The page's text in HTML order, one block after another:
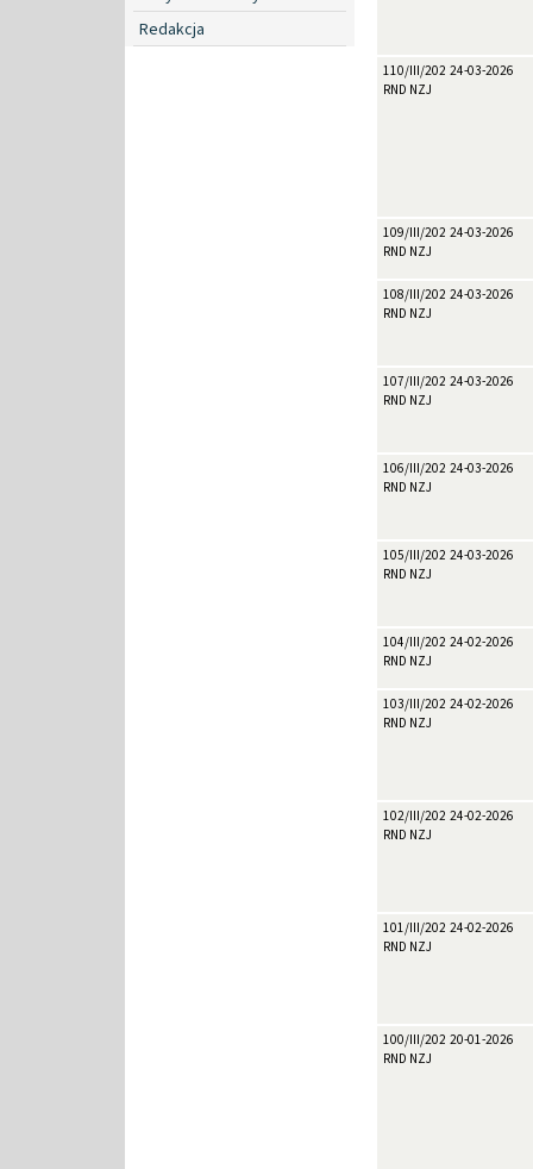
Redakcja
110/III/2026
RND NZJ
24-03-2026
109/III/2026
RND NZJ
24-03-2026
108/III/2026
RND NZJ
24-03-2026
107/III/2026
RND NZJ
24-03-2026
106/III/2026
RND NZJ
24-03-2026
105/III/2026
RND NZJ
24-03-2026
104/III/2026
RND NZJ
24-02-2026
103/III/2026
RND NZJ
24-02-2026
102/III/2026
RND NZJ
24-02-2026
101/III/2026
RND NZJ
24-02-2026
100/III/2026
RND NZJ
20-01-2026